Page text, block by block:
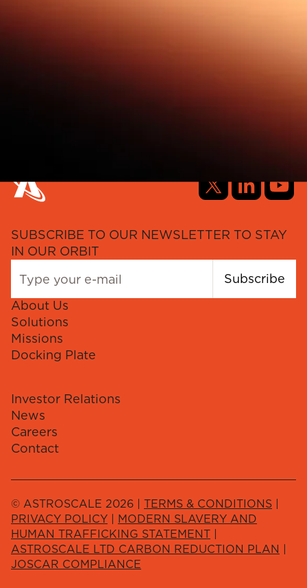
SUBSCRIBE TO OUR NEWSLETTER TO STAY
IN OUR ORBIT
Subscribe
About Us
Solutions
Missions
Docking Plate
Investor Relations
News
Careers
Contact
© ASTROSCALE 2026 | TERMS & CONDITIONS |
PRIVACY POLICY | MODERN SLAVERY AND
HUMAN TRAFFICKING STATEMENT |
ASTROSCALE LTD CARBON REDUCTION PLAN |
JOSCAR COMPLIANCE